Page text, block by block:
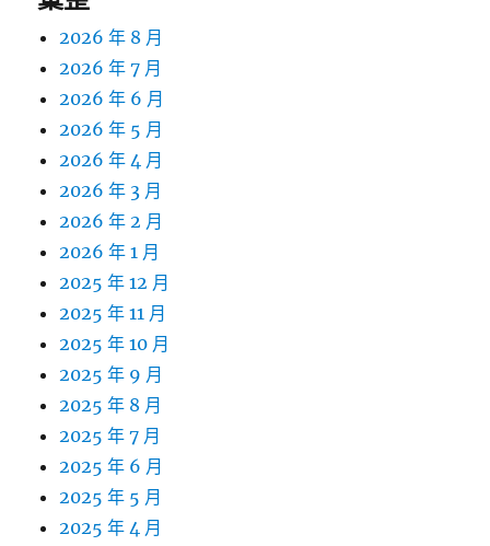
2026 年 8 月
2026 年 7 月
2026 年 6 月
2026 年 5 月
2026 年 4 月
2026 年 3 月
2026 年 2 月
2026 年 1 月
2025 年 12 月
2025 年 11 月
2025 年 10 月
2025 年 9 月
2025 年 8 月
2025 年 7 月
2025 年 6 月
2025 年 5 月
2025 年 4 月